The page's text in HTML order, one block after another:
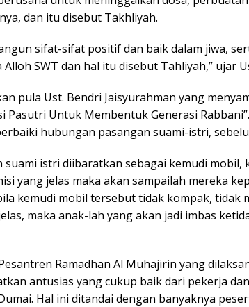
dan itu disebut Takhliyah.
sifat-sifat positif dan baik dalam jiwa,
SWT dan hal itu disebut Tahliyah,” ujar
pula Ust. Bendri Jaisyurahman yang
Pasutri Untuk Membentuk Generasi
hubungan pasangan suami-istri,
suami istri diibaratkan sebagai kemudi mobil,
yang jelas maka akan sampailah mereka
kemudi mobil tersebut tidak kompak, tidak
maka anak-lah yang akan jadi imbas
Ramadhan Al Muhajirin yang
antusias yang cukup baik dari pekerja
Hal ini ditandai dengan banyaknya